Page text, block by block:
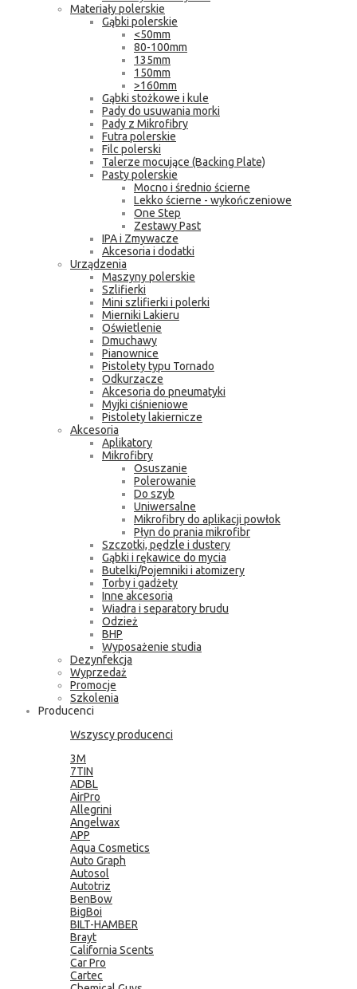
Materiały polerskie
Gąbki polerskie
<50mm
80-100mm
135mm
150mm
>160mm
Gąbki stożkowe i kule
Pady do usuwania morki
Pady z Mikrofibry
Futra polerskie
Filc polerski
Talerze mocujące (Backing Plate)
Pasty polerskie
Mocno i średnio ścierne
Lekko ścierne - wykończeniowe
One Step
Zestawy Past
IPA i Zmywacze
Akcesoria i dodatki
Urządzenia
Maszyny polerskie
Szlifierki
Mini szlifierki i polerki
Mierniki Lakieru
Oświetlenie
Dmuchawy
Pianownice
Pistolety typu Tornado
Odkurzacze
Akcesoria do pneumatyki
Myjki ciśnieniowe
Pistolety lakiernicze
Akcesoria
Aplikatory
Mikrofibry
Osuszanie
Polerowanie
Do szyb
Uniwersalne
Mikrofibry do aplikacji powłok
Płyn do prania mikrofibr
Szczotki, pędzle i dustery
Gąbki i rękawice do mycia
Butelki/Pojemniki i atomizery
Torby i gadżety
Inne akcesoria
Wiadra i separatory brudu
Odzież
BHP
Wyposażenie studia
Dezynfekcja
Wyprzedaż
Promocje
Szkolenia
Producenci
Wszyscy producenci
3M
7TIN
ADBL
AirPro
Allegrini
Angelwax
APP
Aqua Cosmetics
Auto Graph
Autosol
Autotriz
BenBow
BigBoi
BILT-HAMBER
Brayt
California Scents
Car Pro
Cartec